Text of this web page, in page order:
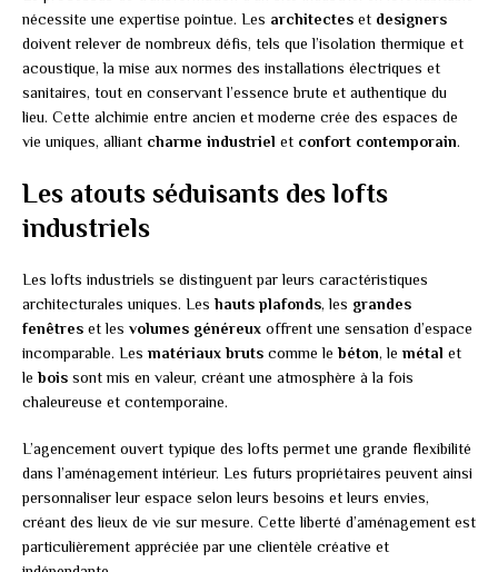
nécessite une expertise pointue. Les architectes et designers
doivent relever de nombreux défis, tels que l’isolation thermique et
acoustique, la mise aux normes des installations électriques et
sanitaires, tout en conservant l’essence brute et authentique du
lieu. Cette alchimie entre ancien et moderne crée des espaces de
vie uniques, alliant charme industriel et confort contemporain.
Les atouts séduisants des lofts
industriels
Les lofts industriels se distinguent par leurs caractéristiques
architecturales uniques. Leshauts plafonds, les grandes
fenêtres et les volumes généreux offrent une sensation d’espace
incomparable. Les matériaux bruts comme lebéton, le métal et
lebois sont mis en valeur, créant une atmosphère à la fois
chaleureuse et contemporaine.
L’agencement ouvert typique des lofts permet une grande flexibilité
dans l’aménagement intérieur. Les futurs propriétaires peuvent ainsi
personnaliser leur espace selon leurs besoins et leurs envies,
créant des lieux de vie sur mesure. Cette liberté d’aménagement est
particulièrement appréciée par une clientèle créative et